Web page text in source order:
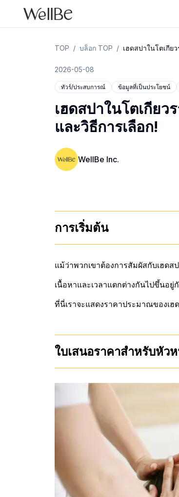
TOP / บล็อก TOP / เฮดสปาในโตเกีย
2026-05-08
ทัวร์/ประสบการณ์ ข้อมูลที่เป็นประโยชน์
เฮดสปาในโตเกีย
และวิธีการเลือก!
WellBe Inc.
การเริ่มต้น
แม้ว่าพวกเขาต้องการสัมผัสกับเฮด
เนื้อหาและเวลาแตกต่างกันไปขึ้นอยู่
ที่นี่เราจะแสดงราคาประมาณของเฮ
ใบเสนอราคาสำหรับหัว